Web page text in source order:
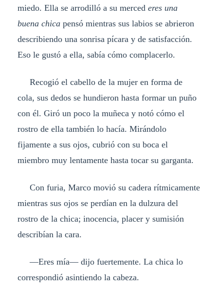
miedo. Ella se arrodilló a su merced eres una
buena chicapensó mientras sus labios se abrieron
describiendo una sonrisa pícara y de satisfacción.
Eso le gustó a ella, sabía cómo complacerlo.
Recogió el cabello de la mujer en forma de
cola, sus dedos se hundieron hasta formar un puño
con él. Giró un poco la muñeca y notó cómo el
rostro de ella también lo hacía. Mirándolo
fijamente a sus ojos, cubrió con su boca el
miembro muy lentamente hasta tocar su garganta.
Con furia, Marco movió su cadera rítmicamente
mientras sus ojos se perdían en la dulzura del
rostro de la chica; inocencia, placer y sumisión
describían la cara.
—Eres mía— dijo fuertemente. La chica lo
correspondió asintiendo la cabeza.